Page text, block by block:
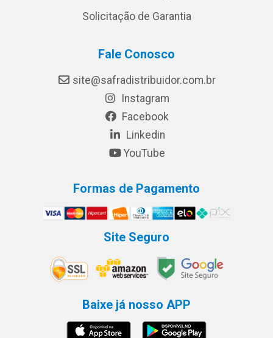
Solicitação de Garantia
Fale Conosco
site@safradistribuidor.com.br
Instagram
Facebook
Linkedin
YouTube
Formas de Pagamento
Site Seguro
Baixe já nosso APP